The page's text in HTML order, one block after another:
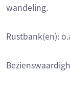
wandeling.
Rustbank(en):